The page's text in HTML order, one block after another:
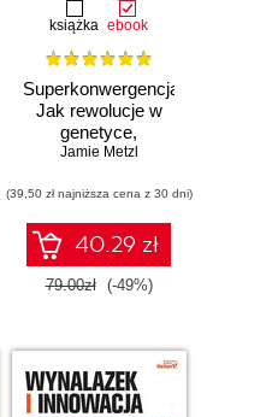
książka ebook
Superkonwergencja.
Jak rewolucje w
genetyce,
biotechnologii i AI
nasze życie
Jamie Metzl
(39,50 zł najniższa cena z 30 dni)
40.29 zł
79.00zł (-49%)